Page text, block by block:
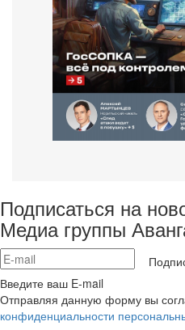
Подписаться на
Медиа группы
Введите ваш E-mail
Отправляя данную форму вы
конфиденциальности